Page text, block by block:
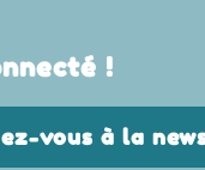
!
vous à la